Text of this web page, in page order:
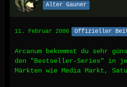
Alter Gauner
11. Februar 2006 Offizieller
Arcanum bekommst du sehr
den "Bestseller-Series" in
Märkten wie Media Markt,